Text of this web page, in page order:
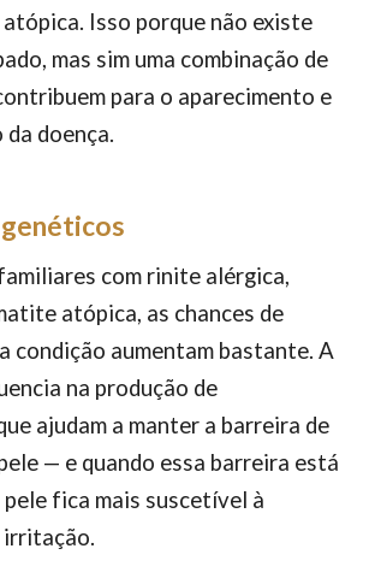
Isso porque não existe
mas sim uma combinação de
para o aparecimento e
doença.
com rinite alérgica,
atópica, as chances de
condição aumentam bastante. A
na produção de
ajudam a manter a barreira de
— e quando essa barreira está
fica mais suscetível à
irritação.